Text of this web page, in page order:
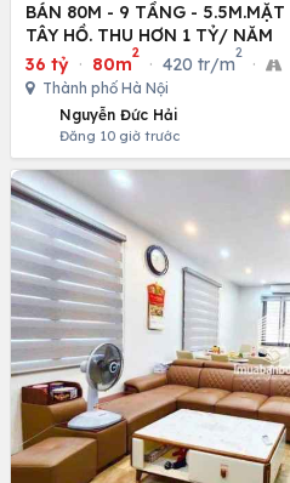
BÁN 80M - 9 TẦNG -
TÂY HỒ. THU HƠN 1 TỶ/ NĂM
36 tỷ · 80m
2
· 420 tr/m
2
·
Thành phố Hà Nội
Nguyễn Đức Hải
Đăng 10 giờ trước